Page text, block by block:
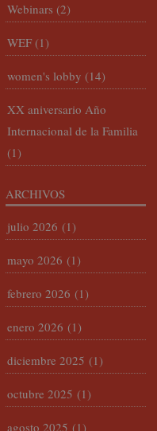
Webinars (2)
WEF (1)
women's lobby (14)
XX aniversario Año
Internacional de la Familia
(1)
ARCHIVOS
julio 2026 (1)
mayo 2026 (1)
febrero 2026 (1)
enero 2026 (1)
diciembre 2025 (1)
octubre 2025 (1)
agosto 2025 (1)